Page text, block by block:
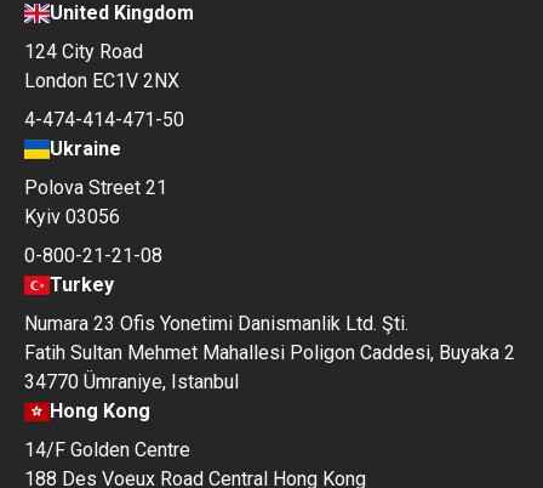
United Kingdom
124 City Road
London EC1V 2NX
4-474-414-471-50
Ukraine
Polova Street 21
Kyiv 03056
0-800-21-21-08
Turkey
Numara 23 Ofis Yonetimi Danismanlik Ltd. Şti.
Fatih Sultan Mehmet Mahallesi Poligon Caddesi, Buyaka 2
34770 Ümraniye, Istanbul
Hong Kong
14/F Golden Centre
188 Des Voeux Road Central Hong Kong